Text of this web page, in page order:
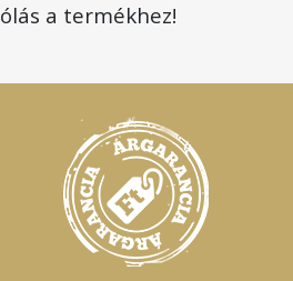
a termékhez!